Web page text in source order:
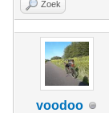
Zoek
voodoo